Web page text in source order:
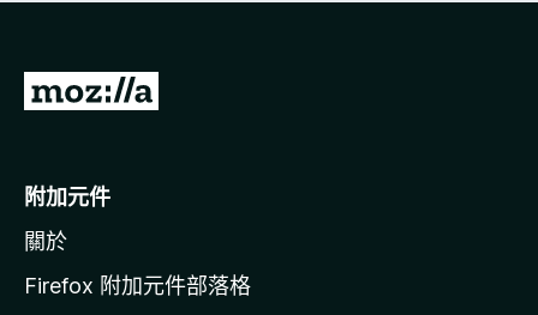
有
前
o
i
l
附加元件
關於
Firefox 附加元件部落格